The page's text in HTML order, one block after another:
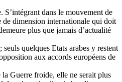
dans le mouvement de
de dimension internationale qui doit
plus que jamais d’actualité
quelques Etats arabes y restent
aux accords européens de
Guerre froide, elle ne serait plus